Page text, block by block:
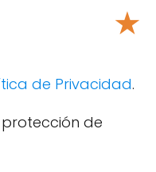
★
de Privacidad.
de